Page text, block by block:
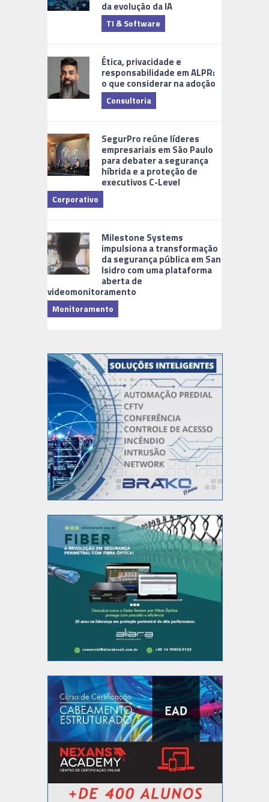
da evolução da IA
TI & Software
Ética, privacidade e
responsabilidade em ALPR:
o que considerar na adoção
Consultoria
SegurPro reúne líderes
empresariais em São Paulo
para debater a segurança
híbrida e a proteção de
executivos C-Level
Corporativo
Milestone Systems
impulsiona a transformação
da segurança pública em San
Isidro com uma plataforma
aberta de
videomonitoramento
Monitoramento